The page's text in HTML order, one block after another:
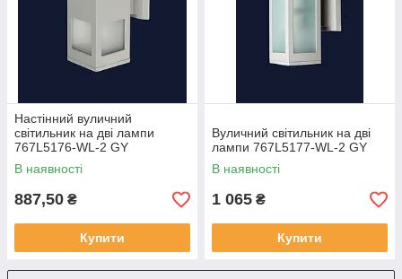
Настінний вуличний
світильник на дві лампи
767L5176-WL-2 GY
В наявності
887,50 ₴
Купити
Вуличний світильник на дві
лампи 767L5177-WL-2 GY
В наявності
1 065 ₴
Купити